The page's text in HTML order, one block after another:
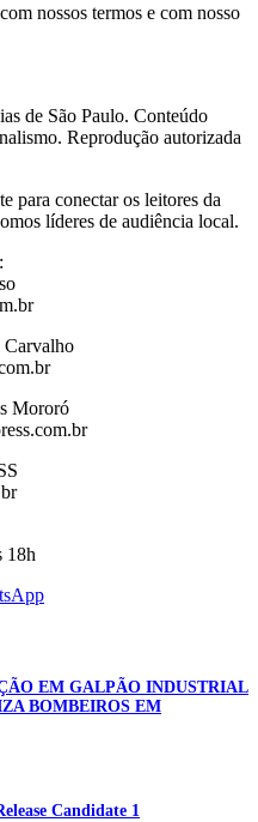
nossos termos e com nosso
de São Paulo. Conteúdo
Reprodução autorizada
para conectar os leitores da
líderes de audiência local.
Carvalho
Mororó
18h
EM GALPÃO INDUSTRIAL
BOMBEIROS EM
Candidate 1